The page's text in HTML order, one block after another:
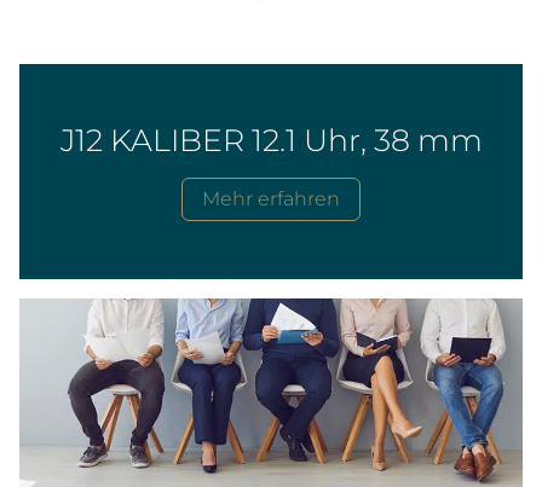
J12 KALIBER 12.1 Uhr, 38 mm
Mehr erfahren